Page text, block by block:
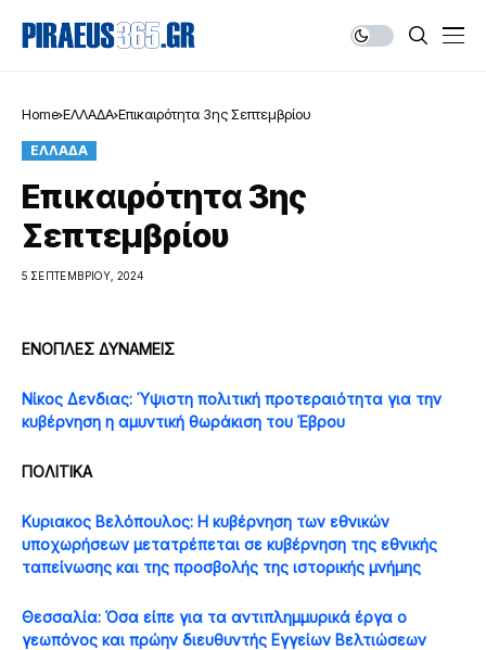
Home ΕΛΛΑΔΑ Επικαιρότητα 3ης Σεπτεμβρίου
ΕΛΛΑΔΑ
Επικαιρότητα 3ης
Σεπτεμβρίου
5 ΣΕΠΤΕΜΒΡΊΟΥ, 2024
ΕΝΟΠΛΕΣ ΔΥΝΑΜΕΙΣ
Νίκος Δενδιας: Ύψιστη πολιτική προτεραιότητα για την
κυβέρνηση η αμυντική θωράκιση του Έβρου
ΠΟΛΙΤΙΚΑ
Κυριακος Βελόπουλος: Η κυβέρνηση των εθνικών
υποχωρήσεων μετατρέπεται σε κυβέρνηση της εθνικής
ταπείνωσης και της προσβολής της ιστορικής μνήμης
Θεσσαλία: Όσα είπε για τα αντιπλημμυρικά έργα ο
γεωπόνος και πρώην διευθυντής Εγγείων Βελτιώσεων